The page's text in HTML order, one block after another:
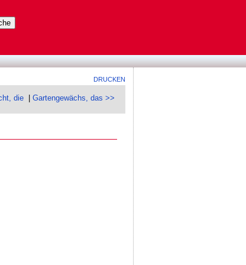
DRUCKEN
die |Gartengewächs, das >>